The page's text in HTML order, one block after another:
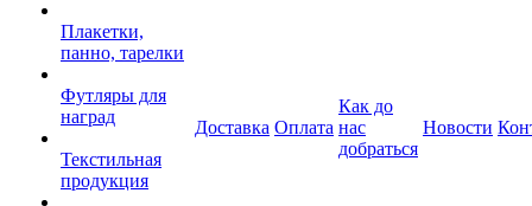
Плакетки,
панно, тарелки
Футляры для
наград
Текстильная
продукция
Доставка Оплата
Как до
нас
добраться
Новости